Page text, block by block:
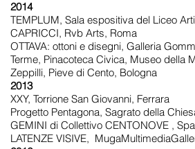
2014
TEMPLUM, Sala espositiva del Liceo
CAPRICCI, Rvb Arts, Roma
OTTAVA: ottoni e disegni, Galleria
Terme, Pinacoteca Civica, Museo della
Zeppilli, Pieve di Cento, Bologna
2013
XXY, Torrione San Giovanni, Ferrara
Progetto Pentagona, Sagrato della
GEMINI di Collettivo CENTONOVE ,
LATENZE VISIVE,